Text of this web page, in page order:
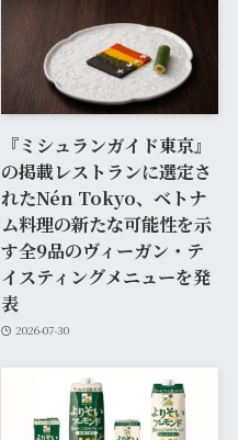
『ミシュランガイド東京』
の掲載レストランに選定さ
れたNén Tokyo、ベトナ
ム料理の新たな可能性を示
す全9品のヴィーガン・テ
イスティングメニューを発
表
2026-07-30